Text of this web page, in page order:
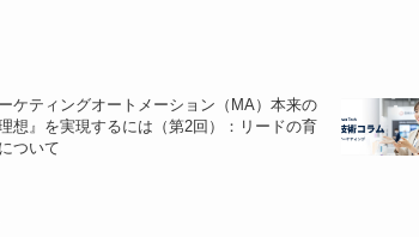
ケティングオートメーション（MA）本来の
理想』を実現するには（第2回）：リードの育
ついて